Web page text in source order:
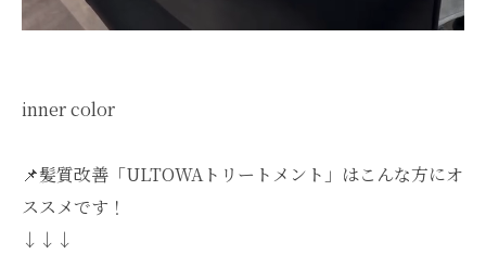
inner color
📌髪質改善「ULTOWAトリートメント」はこんな方にオ
ススメです！
↓↓↓